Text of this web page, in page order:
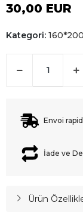
30,00 EUR
Kategori:
Envoi
İade ve
Ürün